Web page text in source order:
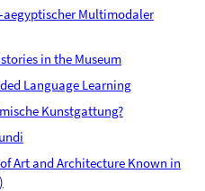
aegyptischer Multimodaler
in the Museum
Language Learning
Kunstgattung?
Art and Architecture Known in